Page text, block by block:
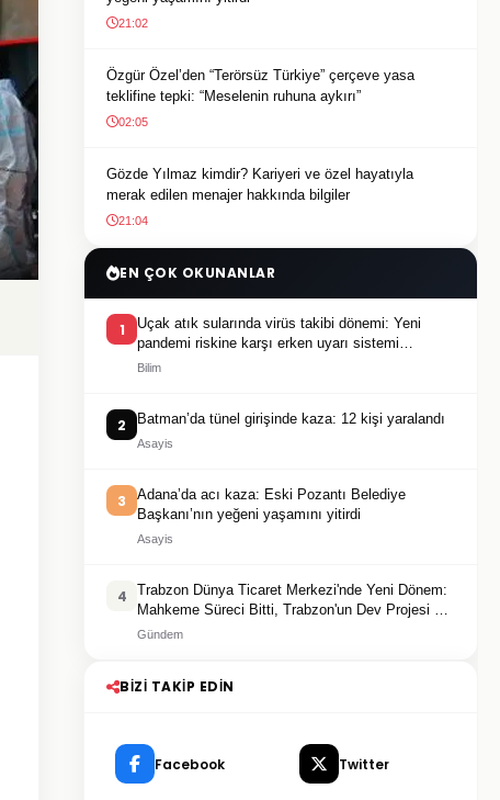
21:02
Özgür Özel’den “Terörsüz Türkiye” çerçeve yasa
teklifine tepki: “Meselenin ruhuna aykırı”
02:05
Gözde Yılmaz kimdir? Kariyeri ve özel hayatıyla
merak edilen menajer hakkında bilgiler
21:04
EN ÇOK OKUNANLAR
1
Uçak atık sularında virüs takibi dönemi: Yeni
pandemi riskine karşı erken uyarı sistemi
geliştiriliyor
Bilim
2 Batman’da tünel girişinde kaza: 12 kişi yaralandı
Asayis
3
Adana’da acı kaza: Eski Pozantı Belediye
Başkanı’nın yeğeni yaşamını yitirdi
Asayis
4
Trabzon Dünya Ticaret Merkezi'nde Yeni Dönem:
Mahkeme Süreci Bitti, Trabzon'un Dev Projesi Ne
Zaman Tamamlanacak?
Gündem
BIZI TAKIP EDIN
Facebook Twitter